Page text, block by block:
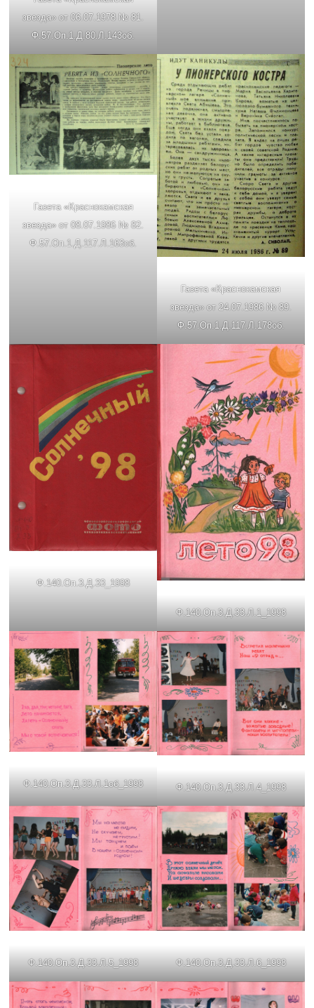
звезда» от 06.07.1978 № 81.
Ф.57.Оп.1.Д.80.Л.143об.
Газета «Краснокамская
звезда» от 08.07.1986 № 82.
Ф.57.Оп.1.Д.117.Л.163об.
Газета «Краснокамская
звезда» от 24.07.1986 № 89.
Ф.57.Оп.1.Д.117.Л.178об.
Ф.140.Оп.3.Д.33_1998
Ф.140.Оп.3.Д.33.Л.1_1998
Ф.140.Оп.3.Д.33.Л.1об_1998 Ф.140.Оп.3.Д.33.Л.4_1998
Ф.140.Оп.3.Д.33.Л.5_1998 Ф.140.Оп.3.Д.33.Л.6_1998